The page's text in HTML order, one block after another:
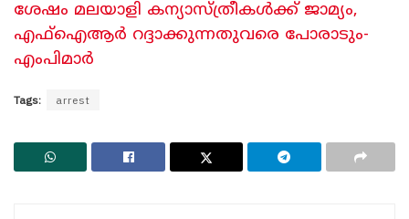
ശേഷം മലയാളി കന്യാസ്ത്രീകൾക്ക് ജാമ്യം,
എഫ്ഐആർ റദ്ദാക്കുന്നതുവരെ പോരാടും-
എംപിമാർ
Tags: arrest